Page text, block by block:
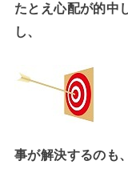
たとえ心配が的中
し、
事が解決するのも